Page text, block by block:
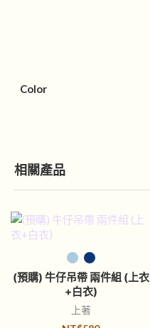
Color
相關產品
選擇規格
(預購) 牛仔吊帶 兩件組 (上衣
+白衣)
上著